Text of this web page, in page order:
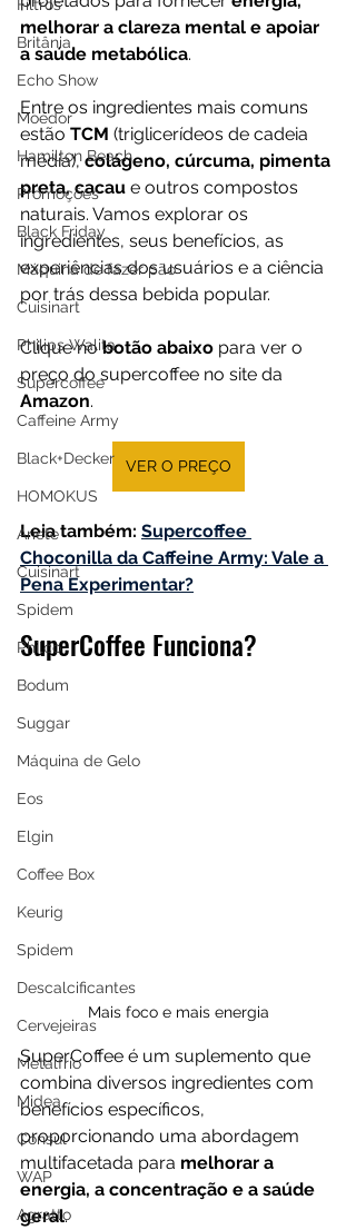
Filtros
Britânia
Echo Show
Moedor
Hamilton Beach
Promoções
Black Friday
Máquina de fazer pão
Cuisinart
Philips Walita
Supercoffee
Caffeine Army
Black+Decker
HOMOKUS
Ariete
Cuisinart
Spidem
Philco
Bodum
Suggar
Máquina de Gelo
Eos
Elgin
Coffee Box
Keurig
Spidem
Descalcificantes
Cervejeiras
Metalfrio
Midea
Consul
WAP
Agratto
melhorar a clareza mental e apoiar
a saúde metabólica.
Entre os ingredientes mais comuns
estão TCM (triglicerídeos de cadeia
média), colágeno, cúrcuma, pimenta
preta, cacau e outros compostos
naturais. Vamos explorar os
ingredientes, seus benefícios, as
experiências dos usuários e a ciência
por trás dessa bebida popular.
Clique no botão abaixo para ver o
preço do supercoffee no site da
Amazon.
VER O PREÇO
Leia também: Supercoffee
Choconilla da Caffeine Army: Vale a
Pena Experimentar?
SuperCoffee Funciona?
Mais foco e mais energia
SuperCoffee é um suplemento que
combina diversos ingredientes com
benefícios específicos,
proporcionando uma abordagem
multifacetada para melhorar a
energia, a concentração e a saúde
geral.